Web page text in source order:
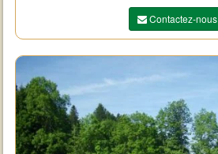
Contactez-nous